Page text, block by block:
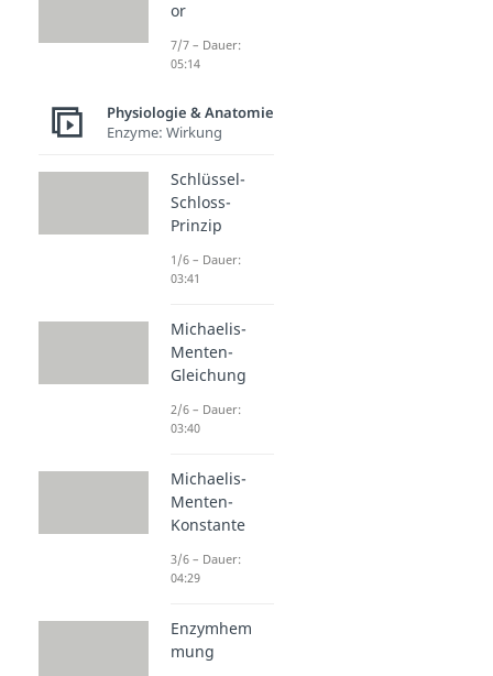
or
7/7 – Dauer:
05:14
Physiologie & Anatomie
Enzyme: Wirkung
Schlüssel-
Schloss-
Prinzip
1/6 – Dauer:
03:41
Michaelis-
Menten-
Gleichung
2/6 – Dauer:
03:40
Michaelis-
Menten-
Konstante
3/6 – Dauer:
04:29
Enzymhem
mung